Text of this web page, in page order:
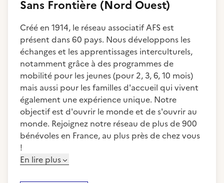
Sans Frontière (Nord Ouest)
Créé en 1914, le réseau associatif AFS est
présent dans 60 pays. Nous développons les
échanges et les apprentissages interculturels,
notamment grâce à des programmes de
mobilité pour les jeunes (pour 2, 3, 6, 10 mois)
mais aussi pour les familles d'accueil qui vivent
également une expérience unique. Notre
objectif est d'ouvrir le monde et de s'ouvrir au
monde. Rejoignez notre réseau de plus de 900
bénévoles en France, au plus près de chez vous
!
En lire plus